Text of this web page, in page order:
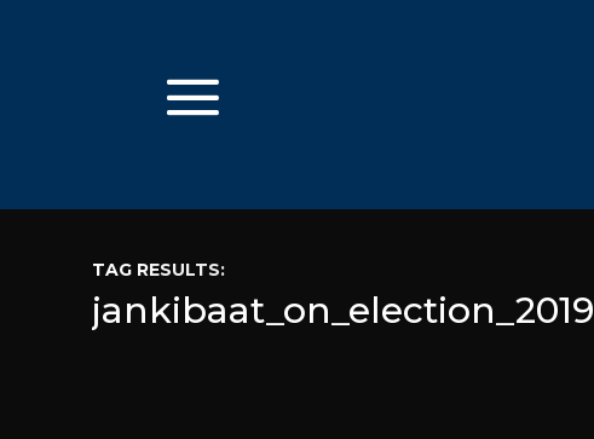
TAG RESULTS:
jankibaat_on_election_2019